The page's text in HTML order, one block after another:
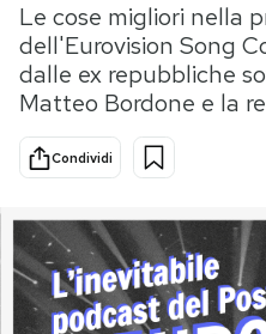
Politica
Tecnologia
Internet
Scienza
Cultura
Sport
Le cose migliori nella
dell'Eurovision Song
dalle ex repubbliche
Matteo Bordone e la
Condividi